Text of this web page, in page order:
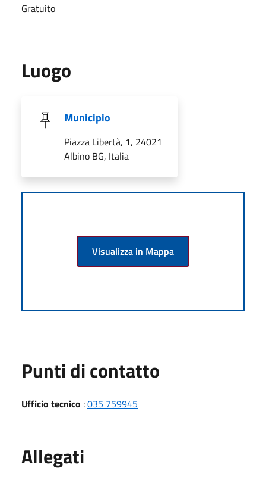
Gratuito
Luogo
Municipio
Piazza Libertà, 1, 24021
Albino BG, Italia
Visualizza in Mappa
Punti di contatto
Ufficio tecnico :035 759945
Allegati